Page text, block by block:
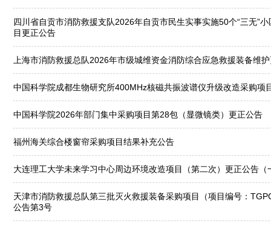
四川省自贡市消防救援支队2026年自贡市民生实事实施50个“三无”
目更正公告
上海市消防救援总队2026年市级城维资金消防综合应急救援装备维
中国科学院成都生物研究所400MHz核磁共振波谱仪升级改造采购项
中国科学院2026年部门集中采购项目第28包（显微镜类）更正公告
福州海关综合楼窗帘采购项目结果补充公告
大连理工大学未来学习中心周边环境改造项目（第二次）更正公告（
天津市消防救援总队第三批灭火救援装备采购项目（项目编号：
公告第3号